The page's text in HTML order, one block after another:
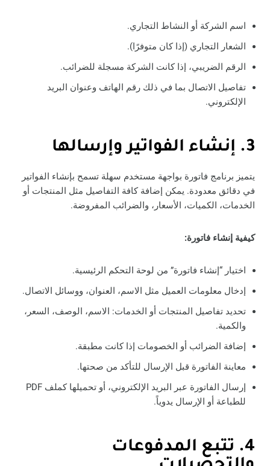
اسم الشركة أو النشاط التجاري.
الشعار التجاري (إذا كان متوفرًا).
الرقم الضريبي، إذا كانت الشركة مسجلة للضرائب.
تفاصيل الاتصال بما في ذلك رقم الهاتف وعنوان البريد
الإلكتروني.
3. إنشاء الفواتير وإرسالها
يتميز برنامج فاتورة بواجهة مستخدم سهلة تسمح بإنشاء الفواتير
في دقائق معدودة. يمكن إضافة كافة التفاصيل مثل المنتجات أو
الخدمات، الكميات، الأسعار، والضرائب المفروضة.
كيفية إنشاء فاتورة:
اختيار “إنشاء فاتورة” من لوحة التحكم الرئيسية.
إدخال معلومات العميل مثل الاسم، العنوان، ووسائل الاتصال.
تحديد تفاصيل المنتجات أو الخدمات: الاسم، الوصف، السعر،
والكمية.
إضافة الضرائب أو الخصومات إذا كانت مطبقة.
معاينة الفاتورة قبل الإرسال للتأكد من صحتها.
إرسال الفاتورة عبر البريد الإلكتروني، أو تحميلها كملف PDF
للطباعة أو الإرسال يدوياً.
4. تتبع المدفوعات